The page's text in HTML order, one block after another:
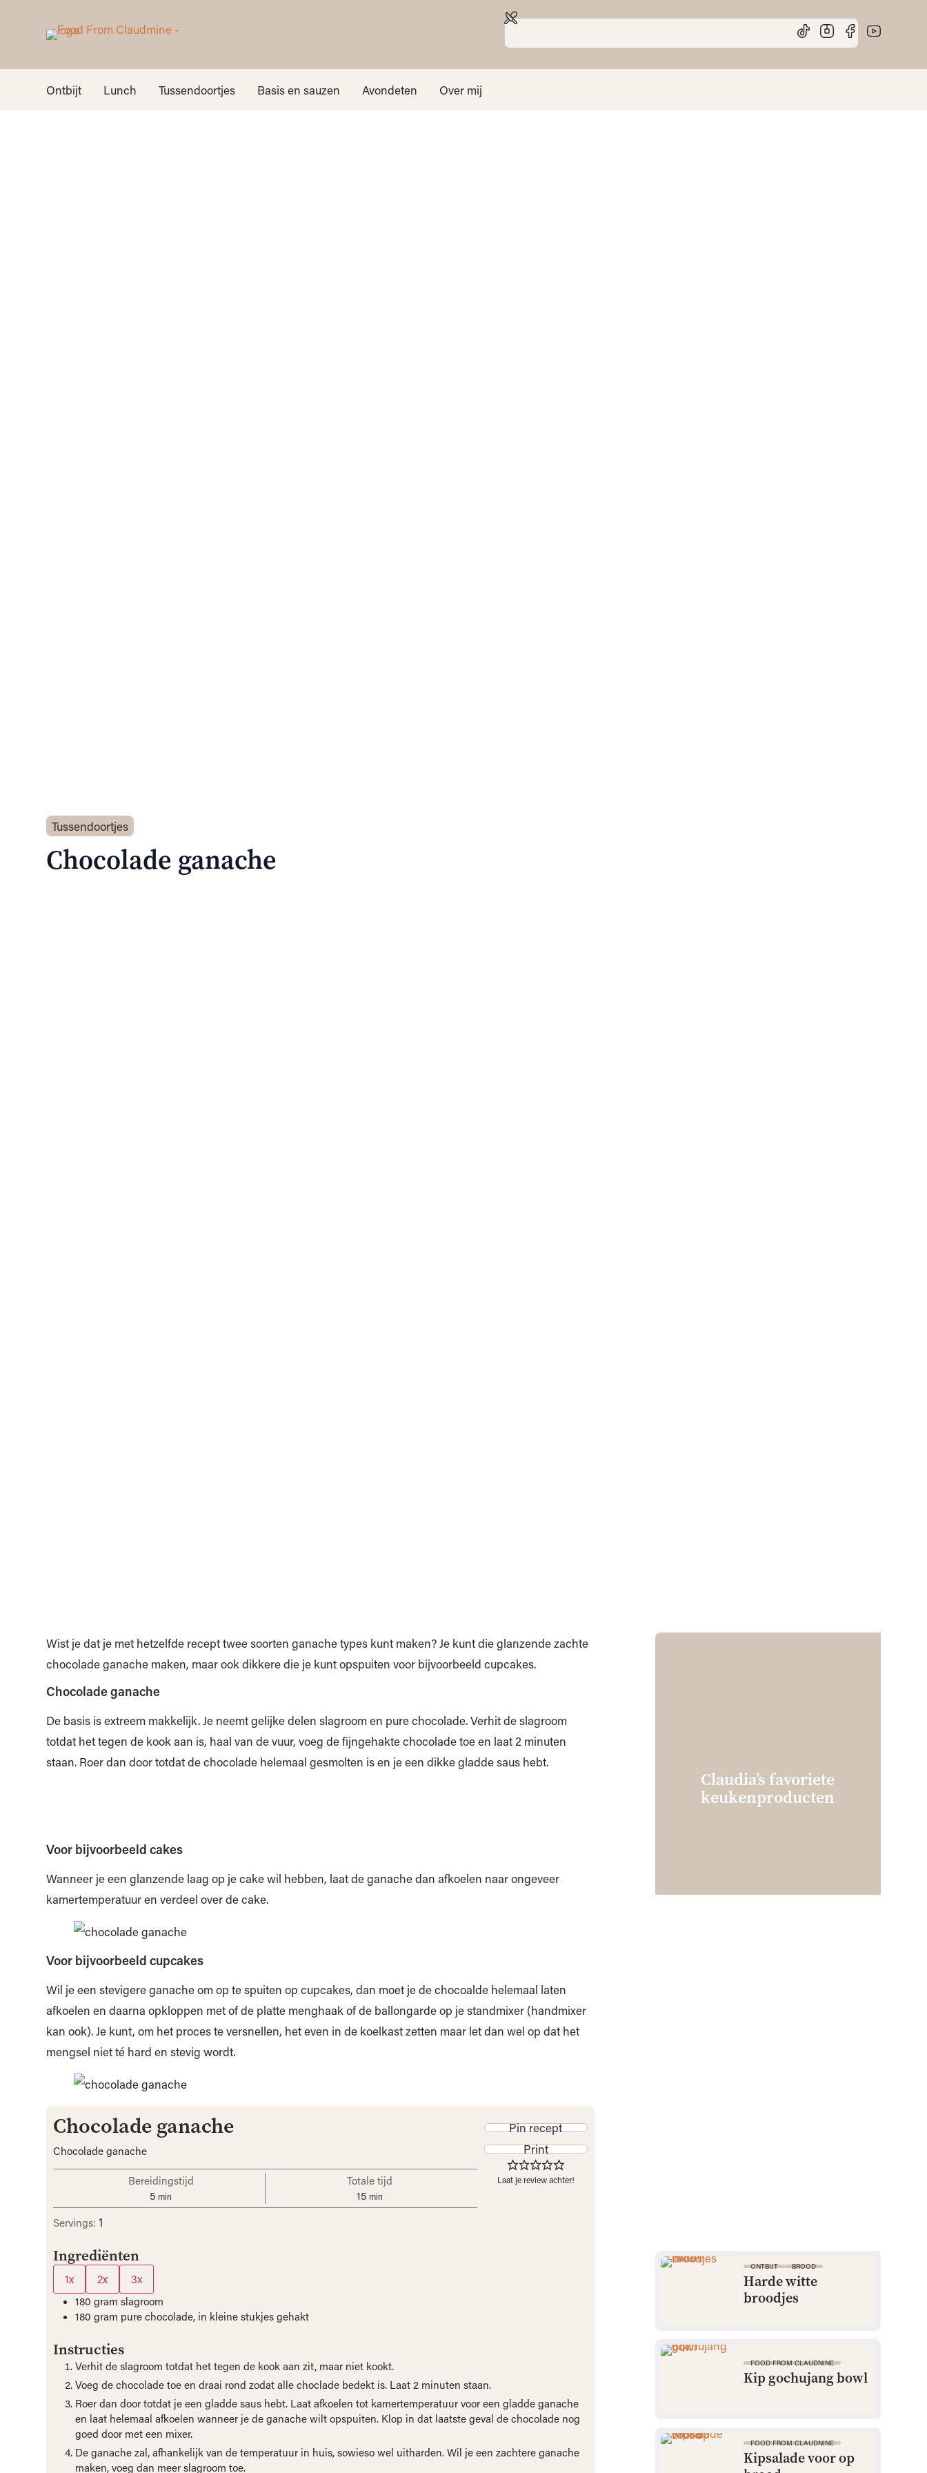
Ontbijt Lunch Tussendoortjes Basis en sauzen Avondeten Over mij
Tussendoortjes
Chocolade ganache
Wist je dat je met hetzelfde recept twee soorten ganache types kunt maken? Je kunt die glanzende zachte
chocolade ganache maken, maar ook dikkere die je kunt opspuiten voor bijvoorbeeld cupcakes.
Chocolade ganache
De basis is extreem makkelijk. Je neemt gelijke delen slagroom en pure chocolade. Verhit de slagroom
totdat het tegen de kook aan is, haal van de vuur, voeg de fijngehakte chocolade toe en laat 2 minuten
staan. Roer dan door totdat de chocolade helemaal gesmolten is en je een dikke gladde saus hebt.
Voor bijvoorbeeld cakes
Wanneer je een glanzende laag op je cake wil hebben, laat de ganache dan afkoelen naar ongeveer
kamertemperatuur en verdeel over de cake.
Voor bijvoorbeeld cupcakes
Wil je een stevigere ganache om op te spuiten op cupcakes, dan moet je de chocoalde helemaal laten
afkoelen en daarna opkloppen met of de platte menghaak of de ballongarde op je standmixer (handmixer
kan ook). Je kunt, om het proces te versnellen, het even in de koelkast zetten maar let dan wel op dat het
mengsel niet té hard en stevig wordt.
Pin recept
Print
Laat je review achter!
Chocolade ganache
Chocolade ganache
Bereidingstijd
5 min
Totale tijd
15 min
Servings:1
Ingrediënten
1x 2x 3x
180 gram slagroom
180 gram pure chocolade, in kleine stukjes gehakt
Instructies
Verhit de slagroom totdat het tegen de kook aan zit, maar niet kookt.
Voeg de chocolade toe en draai rond zodat alle choclade bedekt is. Laat 2 minuten staan.
Roer dan door totdat je een gladde saus hebt. Laat afkoelen tot kamertemperatuur voor een gladde ganache
en laat helemaal afkoelen wanneer je de ganache wilt opspuiten. Klop in dat laatste geval de chocolade nog
goed door met een mixer.
De ganache zal, afhankelijk van de temperatuur in huis, sowieso wel uitharden. Wil je een zachtere ganache
maken, voeg dan meer slagroom toe.
Claudia’s favoriete
keuken­producten
ONTBIJT BROOD
Harde witte
broodjes
FOOD FROM CLAUDNINE
Kip gochujang bowl
FOOD FROM CLAUDNINE
Kipsalade voor op